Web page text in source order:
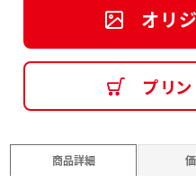
オリ
プリ
商品詳細